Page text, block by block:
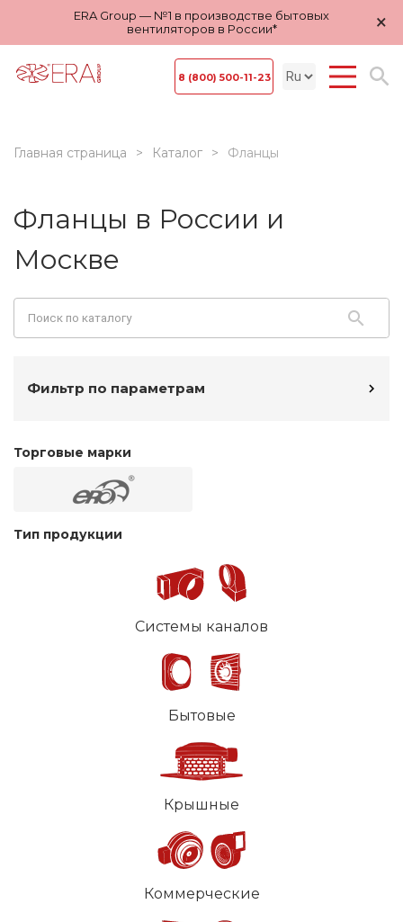
ERA Group — №1 в производстве бытовых
вентиляторов в России*
×
8 (800) 500-11-23
Главная страница Каталог Фланцы
Фланцы в России и
Москве
Фильтр по параметрам
Торговые марки
Тип продукции
Системы каналов
Бытовые
Крышные
Коммерческие